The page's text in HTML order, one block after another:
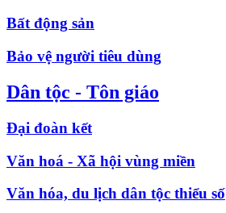
Bất động sản
Bảo vệ người tiêu dùng
Dân tộc - Tôn giáo
Đại đoàn kết
Văn hoá - Xã hội vùng miền
Văn hóa, du lịch dân tộc thiểu số